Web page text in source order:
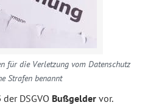
für die Verletzung vom Datenschutz
Strafen benannt
der DSGVO Bußgelder vor.